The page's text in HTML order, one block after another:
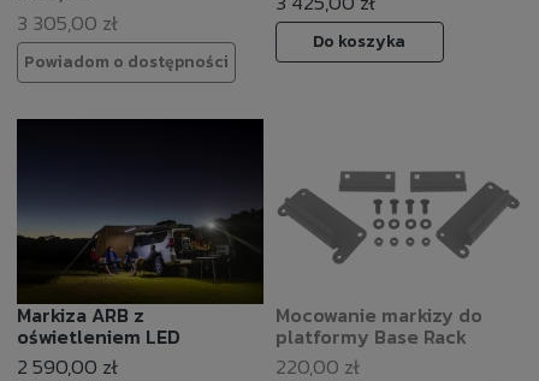
3 305,00 zł
Powiadom o dostępności
Do koszyka
Markiza ARB z
oświetleniem LED
2 590,00 zł
Mocowanie markizy do
platformy Base Rack
220,00 zł